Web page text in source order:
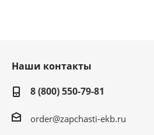
Наши контакты
8 (800) 550-79-81
order@zapchasti-ekb.ru